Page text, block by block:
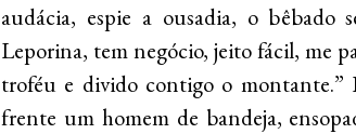
audácia, espie a ousadia, o bêbado
Leporina, tem negócio, jeito fácil, me
troféu e divido contigo o montante.”
frente um homem de bandeja,